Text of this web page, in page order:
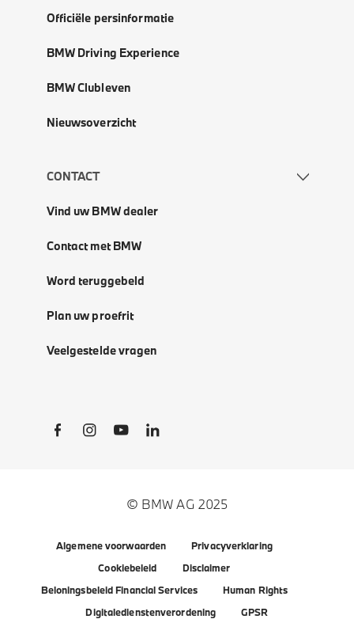
Officiële persinformatie
BMW Driving Experience
BMW Clubleven
Nieuwsoverzicht
CONTACT
Vind uw BMW dealer
Contact met BMW
Word teruggebeld
Plan uw proefrit
Veelgestelde vragen
Social Links
© BMW AG 2025
Algemene voorwaarden
Privacyverklaring
Cookiebeleid
Disclaimer
Beloningsbeleid Financial Services
Human Rights
Digitaledienstenverordening
GPSR